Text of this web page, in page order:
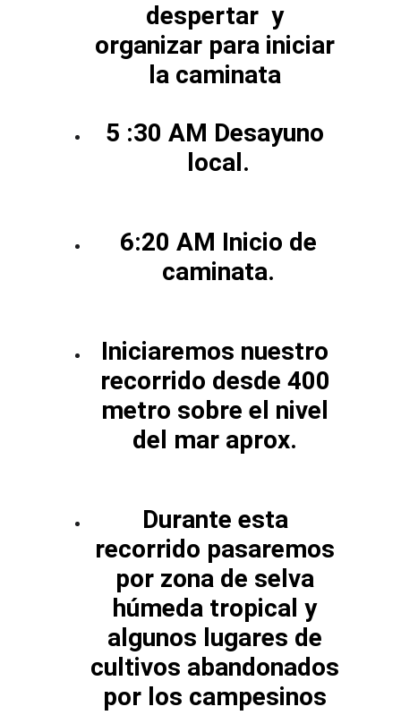
despertar  y
organizar para iniciar
la caminata
5 :30 AM Desayuno
local.
caminata.
Iniciaremos nuestro
recorrido desde 400
metro sobre el nivel
del mar aprox.
Durante esta
recorrido pasaremos
por zona de selva
húmeda tropical y
algunos lugares de
cultivos abandonados
por los campesinos